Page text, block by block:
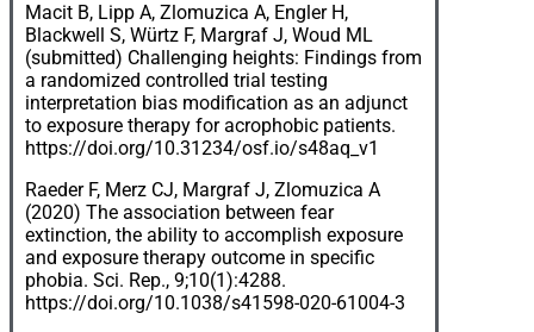
Macit B, Lipp A, Zlomuzica A, Engler H,
Blackwell S, Würtz F, Margraf J, Woud ML
(submitted) Challenging heights: Findings from
a randomized controlled trial testing
interpretation bias modification as an adjunct
to exposure therapy for acrophobic patients.
https://doi.org/10.31234/osf.io/s48aq_v1
Raeder F, Merz CJ, Margraf J, Zlomuzica A
(2020) The association between fear
extinction, the ability to accomplish exposure
and exposure therapy outcome in specific
phobia. Sci. Rep., 9;10(1):4288.
https://doi.org/10.1038/s41598-020-61004-3